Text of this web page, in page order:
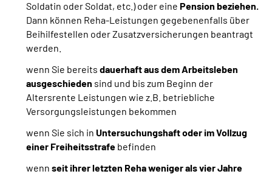
Soldatin oder Soldat, etc.) oder eine Pension beziehen.
Dann können Reha-Leistungen gegebenenfalls über
Beihilfestellen oder Zusatzversicherungen beantragt
werden.
wenn Sie bereits dauerhaft aus dem Arbeitsleben
ausgeschieden sind und bis zum Beginn der
Altersrente Leistungen wie z.B. betriebliche
Versorgungsleistungen bekommen
wenn Sie sich in Untersuchungshaft oder im Vollzug
einer Freiheitsstrafe befinden
wenn seit ihrer letzten Reha weniger als vier Jahre